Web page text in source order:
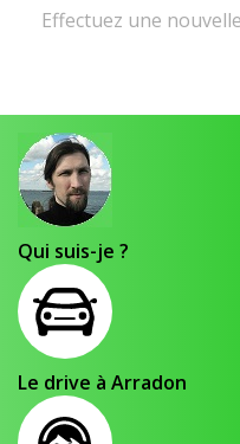
Effectuez une
Qui suis-je ?
Le drive à Arradon